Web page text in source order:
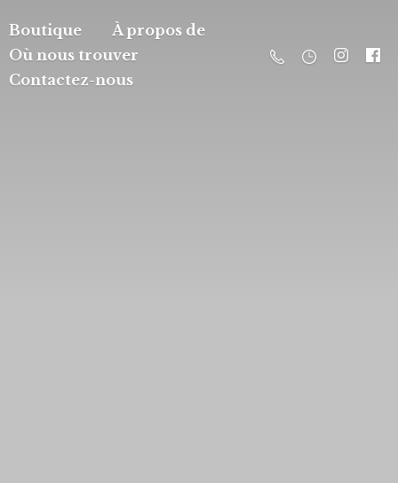
Boutique
À propos de
Où nous trouver
Contactez-nous